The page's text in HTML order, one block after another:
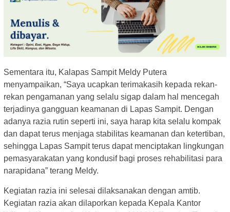
Sementara itu, Kalapas Sampit Meldy Putera
menyampaikan, “Saya ucapkan terimakasih kepada rekan-
rekan pengamanan yang selalu sigap dalam hal mencegah
terjadinya gangguan keamanan di Lapas Sampit. Dengan
adanya razia rutin seperti ini, saya harap kita selalu kompak
dan dapat terus menjaga stabilitas keamanan dan ketertiban,
sehingga Lapas Sampit terus dapat menciptakan lingkungan
pemasyarakatan yang kondusif bagi proses rehabilitasi para
narapidana” terang Meldy.
Kegiatan razia ini selesai dilaksanakan dengan amtib.
Kegiatan razia akan dilaporkan kepada Kepala Kantor